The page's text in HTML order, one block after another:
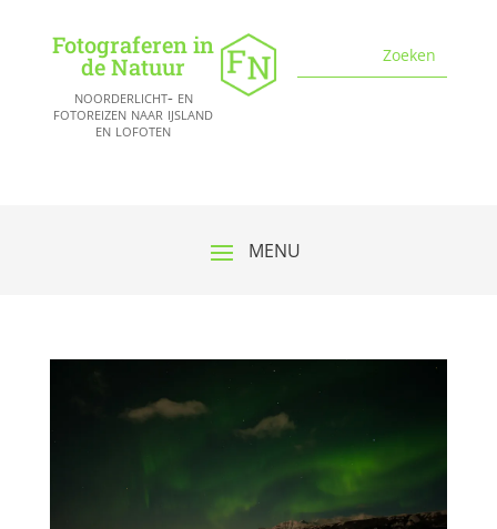
Fotograferen in
de Natuur
noorderlicht- en
fotoreizen naar ijsland
en lofoten